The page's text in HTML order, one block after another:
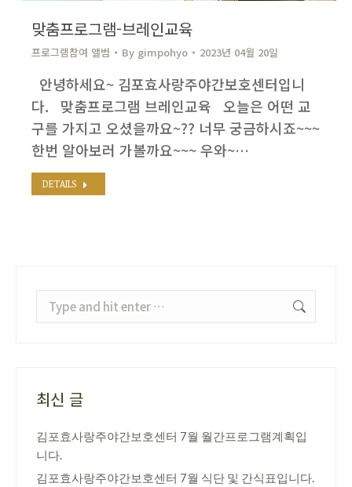
맞춤프로그램-브레인교육
프로그램참여 앨범 By gimpohyo​ 2023년 04월 20일
안녕하세요~ 김포효사랑주야간보호센터입니
다. 맞춤프로그램 브레인교육 오늘은 어떤 교
구를 가지고 오셨을까요~?? 너무 궁금하시죠~~~
한번 알아보러 가볼까요~~~ 우와~…
DETAILS
Search:
최신 글
김포효사랑주야간보호센터 7월 월간프로그램계획입
니다.
김포효사랑주야간보호센터 7월 식단 및 간식표입니다.